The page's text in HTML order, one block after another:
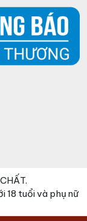
18 tuổi và phụ nữ